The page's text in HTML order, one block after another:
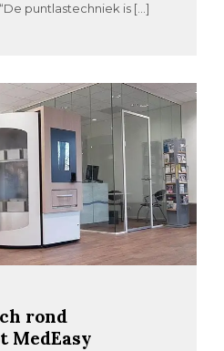
puntlastechniek is […]
rond
MedEasy